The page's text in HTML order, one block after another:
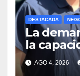
DESTACADA
La
la
buscan
AGO 4, 2026